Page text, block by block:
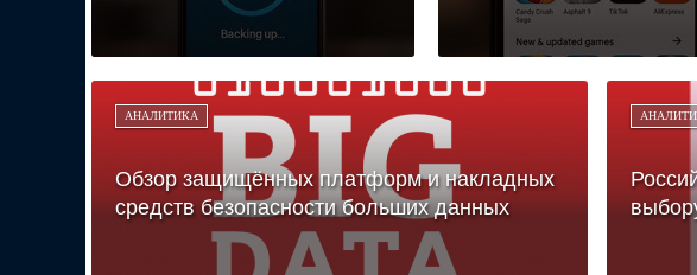
АНАЛИТИКА
Обзор защищённых платформ и накладных
средств безопасности больших данных